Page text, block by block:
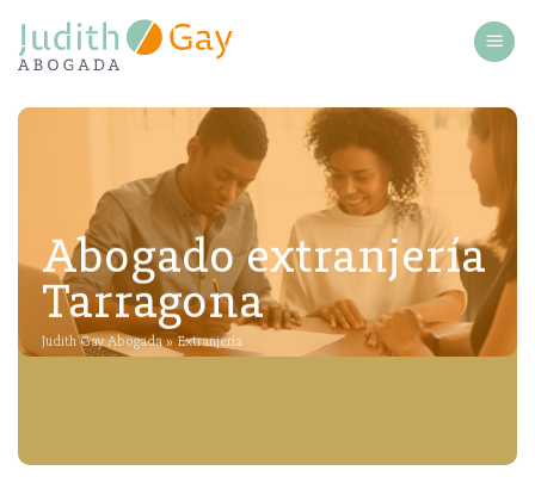
Abogado extranjería
Tarragona
Judith Gay Abogada » Extranjería